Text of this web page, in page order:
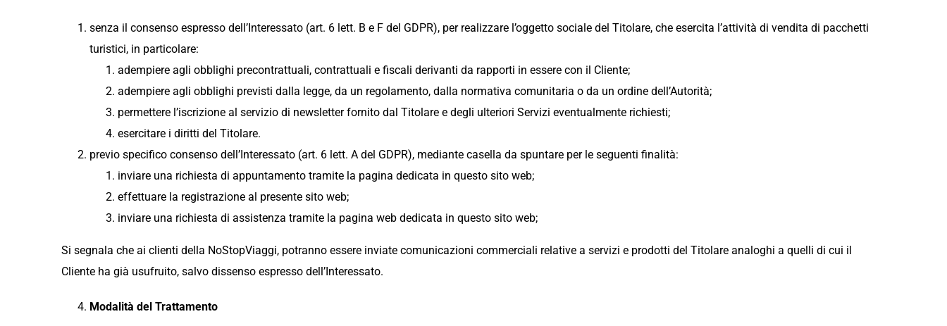
senza il consenso espresso dell’Interessato (art. 6 lett. B e F del GDPR), per realizzare l’oggetto sociale del Titolare, che esercita l’attività di vendita di pacchetti
turistici, in particolare:
adempiere agli obblighi precontrattuali, contrattuali e fiscali derivanti da rapporti in essere con il Cliente;
adempiere agli obblighi previsti dalla legge, da un regolamento, dalla normativa comunitaria o da un ordine dell’Autorità;
permettere l’iscrizione al servizio di newsletter fornito dal Titolare e degli ulteriori Servizi eventualmente richiesti;
esercitare i diritti del Titolare.
previo specifico consenso dell’Interessato (art. 6 lett. A del GDPR), mediante casella da spuntare per le seguenti finalità:
inviare una richiesta di appuntamento tramite la pagina dedicata in questo sito web;
effettuare la registrazione al presente sito web;
inviare una richiesta di assistenza tramite la pagina web dedicata in questo sito web;
Si segnala che ai clienti della NoStopViaggi, potranno essere inviate comunicazioni commerciali relative a servizi e prodotti del Titolare analoghi a quelli di cui il
Cliente ha già usufruito, salvo dissenso espresso dell’Interessato.
Modalità del Trattamento